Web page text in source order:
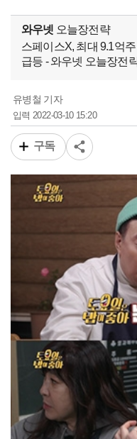
와우넷 오늘장전략
스페이스X, 최대 9.1억
급등 - 와우넷 오늘장전
유병철 기자
입력 2022-03-10 15:20
구독